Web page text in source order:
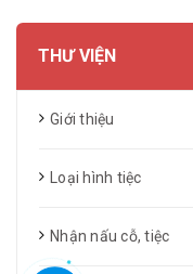
THƯ VIỆN
Giới thiệu
Loại hình tiệc
Nhận nấu cỗ, tiệc